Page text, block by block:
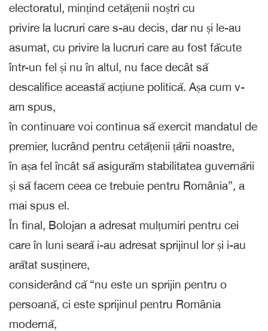
electoratul, mințind cetățenii noștri cu
privire la lucruri care s-au decis, dar nu și le-au
asumat, cu privire la lucruri care au fost făcute
într-un fel și nu în altul, nu face decât să
descalifice această acțiune politică. Așa cum v-
am spus,
în continuare voi continua să exercit mandatul de
premier, lucrând pentru cetățenii țării noastre,
în așa fel încât să asigurăm stabilitatea guvernării
și să facem ceea ce trebuie pentru România”, a
mai spus el.
În final, Bolojan a adresat mulțumiri pentru cei
care în luni seară i-au adresat sprijinul lor și i-au
arătat susținere,
considerând că “nu este un sprijin pentru o
persoană, ci este sprijinul pentru România
modernă,